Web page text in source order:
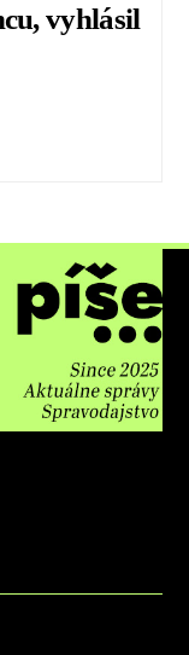
vyhlásil